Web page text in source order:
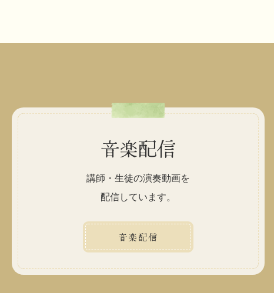
音楽配信
講師・生徒の演奏動画を
配信しています。
音楽配信